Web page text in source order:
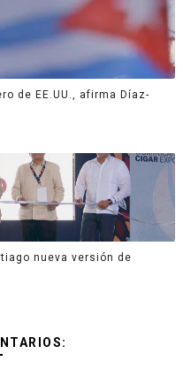
de EE.UU., afirma Díaz-
nueva versión de